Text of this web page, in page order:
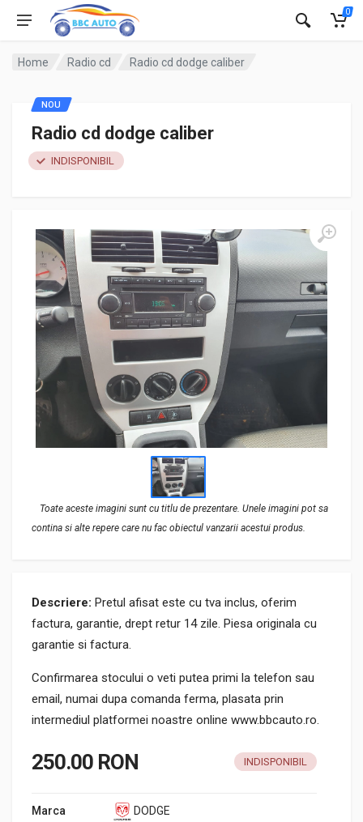
0
Home Radio cd Radio cd dodge caliber
Toate aceste imagini sunt cu titlu de prezentare. Unele imagini pot sa
contina si alte repere care nu fac obiectul vanzarii acestui produs.
Radio cd dodge caliber
INDISPONIBIL
Descriere: Pretul afisat este cu tva inclus, oferim
factura, garantie, drept retur 14 zile. Piesa originala cu
garantie si factura.
Confirmarea stocului o veti putea primi la telefon sau
email, numai dupa comanda ferma, plasata prin
intermediul platformei noastre online www.bbcauto.ro.
NOU
250.00 RON INDISPONIBIL
Marca
DODGE